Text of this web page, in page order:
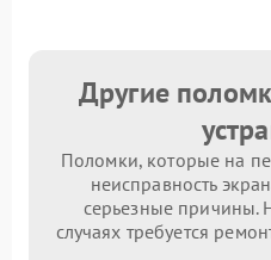
Другие
Поломки, которые на
неисправность
серьезные причины.
случаях требуется